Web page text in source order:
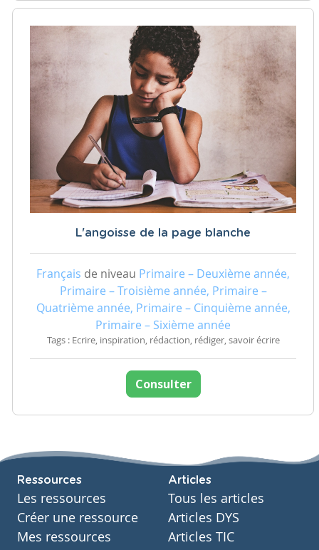
L'angoisse de la page blanche
Français de niveau Primaire – Deuxième année,
Primaire – Troisième année, Primaire –
Quatrième année, Primaire – Cinquième année,
Primaire – Sixième année
Tags : Ecrire, inspiration, rédaction, rédiger, savoir écrire
Consulter
Ressources
Les ressources
Créer une ressource
Mes ressources
Articles
Tous les articles
Articles DYS
Articles TIC